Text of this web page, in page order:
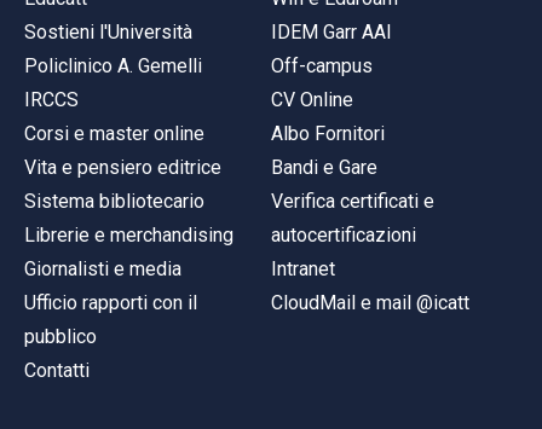
Sostieni l'Università
Policlinico A. Gemelli
IRCCS
Corsi e master online
Vita e pensiero editrice
Sistema bibliotecario
Librerie e merchandising
Giornalisti e media
Ufficio rapporti con il
pubblico
Contatti
IDEM Garr AAI
Off-campus
CV Online
Albo Fornitori
Bandi e Gare
Verifica certificati e
autocertificazioni
Intranet
CloudMail e mail @icatt